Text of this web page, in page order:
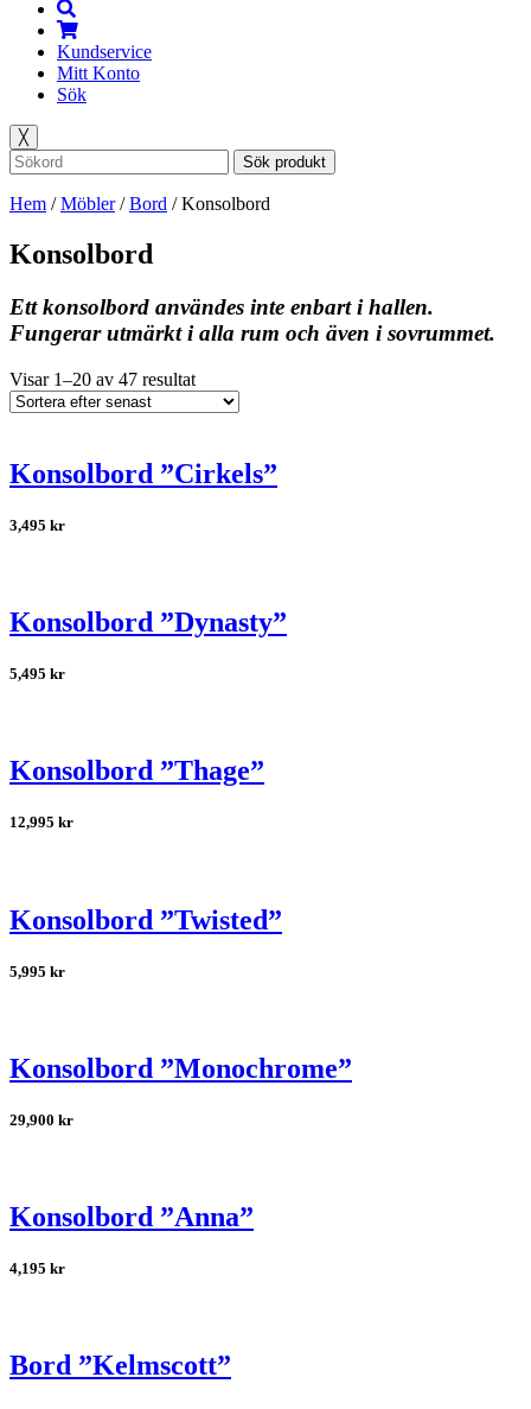
Kundservice
Mitt Konto
Sök
╳
Sök produkt
Hem /Möbler/Bord /Konsolbord
Konsolbord
Ett konsolbord användes inte enbart i hallen.
Fungerar utmärkt i alla rum och även i sovrummet.
Visar 1–20 av 47 resultat
Konsolbord ”Cirkels”
3,495 kr
Konsolbord ”Dynasty”
5,495 kr
Konsolbord ”Thage”
12,995 kr
Konsolbord ”Twisted”
5,995 kr
Konsolbord ”Monochrome”
29,900 kr
Konsolbord ”Anna”
4,195 kr
Bord ”Kelmscott”